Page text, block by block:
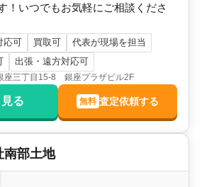
！いつでもお気軽にご相談くださ
応可 買取可
代表が現場を担当
出張・遠方対応可
座三丁目15-8 銀座プラザビル2F
る 無料 査定依頼する
南部土地